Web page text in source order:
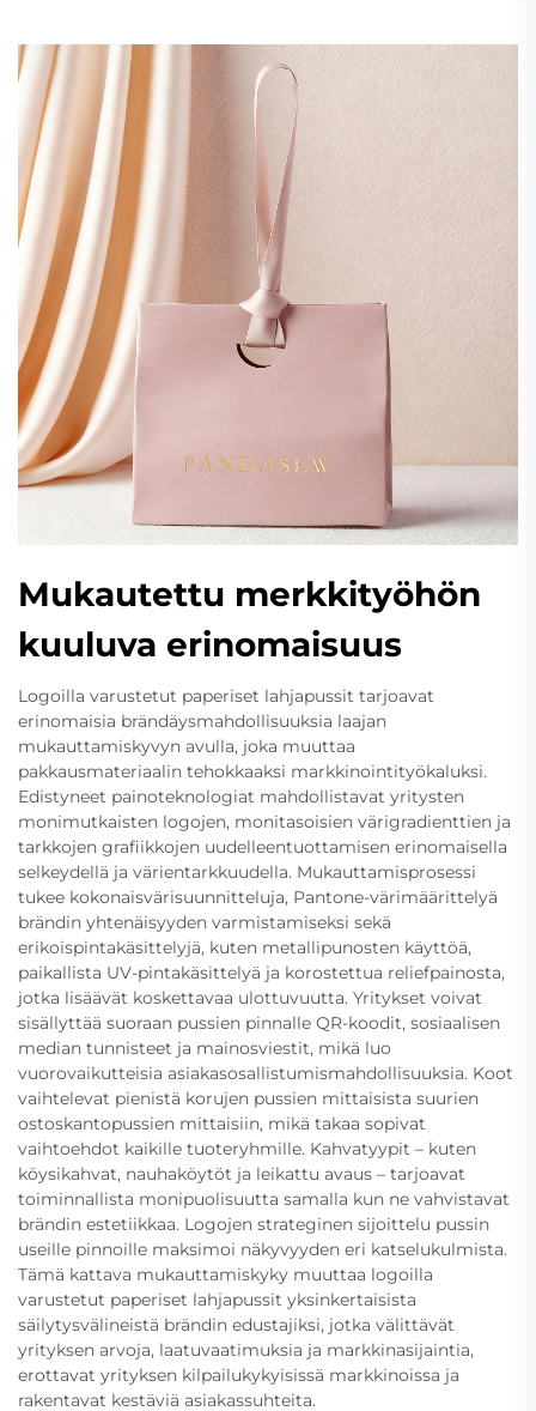
Mukautettu merkkityöhön
kuuluva erinomaisuus
Logoilla varustetut paperiset lahjapussit tarjoavat
erinomaisia brändäysmahdollisuuksia laajan
mukauttamiskyvyn avulla, joka muuttaa
pakkausmateriaalin tehokkaaksi markkinointityökaluksi.
Edistyneet painoteknologiat mahdollistavat yritysten
monimutkaisten logojen, monitasoisien värigradienttien ja
tarkkojen grafiikkojen uudelleentuottamisen erinomaisella
selkeydellä ja värientarkkuudella. Mukauttamisprosessi
tukee kokonaisvärisuunnitteluja, Pantone-värimäärittelyä
brändin yhtenäisyyden varmistamiseksi sekä
erikoispintakäsittelyjä, kuten metallipunosten käyttöä,
paikallista UV-pintakäsittelyä ja korostettua reliefpainosta,
jotka lisäävät koskettavaa ulottuvuutta. Yritykset voivat
sisällyttää suoraan pussien pinnalle QR-koodit, sosiaalisen
median tunnisteet ja mainosviestit, mikä luo
vuorovaikutteisia asiakasosallistumismahdollisuuksia. Koot
vaihtelevat pienistä korujen pussien mittaisista suurien
ostoskantopussien mittaisiin, mikä takaa sopivat
vaihtoehdot kaikille tuoteryhmille. Kahvatyypit – kuten
köysikahvat, nauhaköytöt ja leikattu avaus – tarjoavat
toiminnallista monipuolisuutta samalla kun ne vahvistavat
brändin estetiikkaa. Logojen strateginen sijoittelu pussin
useille pinnoille maksimoi näkyvyyden eri katselukulmista.
Tämä kattava mukauttamiskyky muuttaa logoilla
varustetut paperiset lahjapussit yksinkertaisista
säilytysvälineistä brändin edustajiksi, jotka välittävät
yrityksen arvoja, laatuvaatimuksia ja markkinasijaintia,
erottavat yrityksen kilpailukykyisissä markkinoissa ja
rakentavat kestäviä asiakassuhteita.